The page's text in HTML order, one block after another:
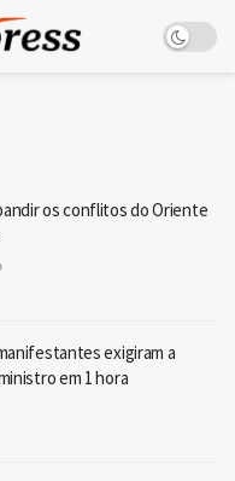
os conflitos do Oriente
exigiram a
em 1 hora